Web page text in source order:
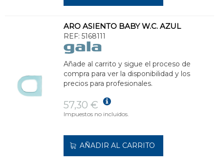
ARO ASIENTO BABY W.C. AZUL
REF: 5168111
Añade al carrito y sigue el proceso de
compra para ver la disponibilidad y los
precios para profesionales.
57,30 €
Impuestos no incluidos.
AÑADIR AL CARRITO